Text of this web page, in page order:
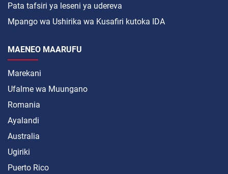
Pata tafsiri ya leseni ya udereva
Mpango wa Ushirika wa Kusafiri kutoka IDA
MAENEO MAARUFU
Marekani
Ufalme wa Muungano
Romania
Ayalandi
Australia
Ugiriki
Puerto Rico